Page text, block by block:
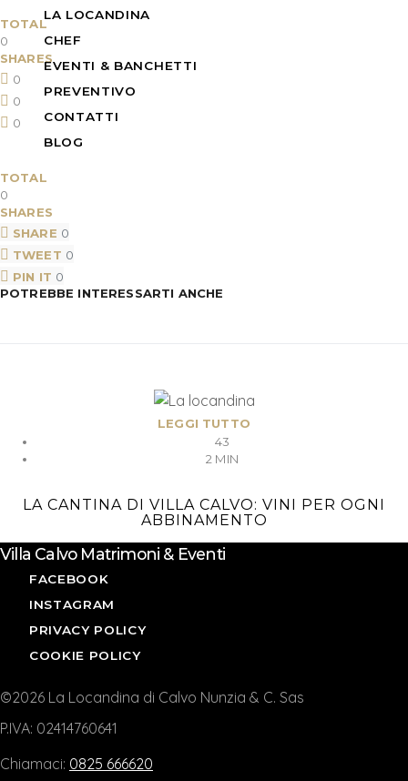
LA LOCANDINA
CHEF
EVENTI & BANCHETTI
PREVENTIVO
CONTATTI
BLOG
TOTAL
0
SHARES
0
0
0
TOTAL
0
SHARES
SHARE 0
TWEET 0
PIN IT 0
POTREBBE INTERESSARTI ANCHE
LEGGI TUTTO
43
2 MIN
LA CANTINA DI VILLA CALVO: VINI PER OGNI
ABBINAMENTO
Villa Calvo Matrimoni & Eventi
FACEBOOK
INSTAGRAM
PRIVACY POLICY
COOKIE POLICY
©2026 La Locandina di Calvo Nunzia & C. Sas
P.IVA: 02414760641
Chiamaci: 0825 666620